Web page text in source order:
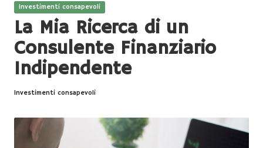
ri
x
-
T
e
x
t
Posted
in
Investimenti consapevoli
La Mia Ricerca di un
Consulente Finanziario
Indipendente
Investimenti consapevoli